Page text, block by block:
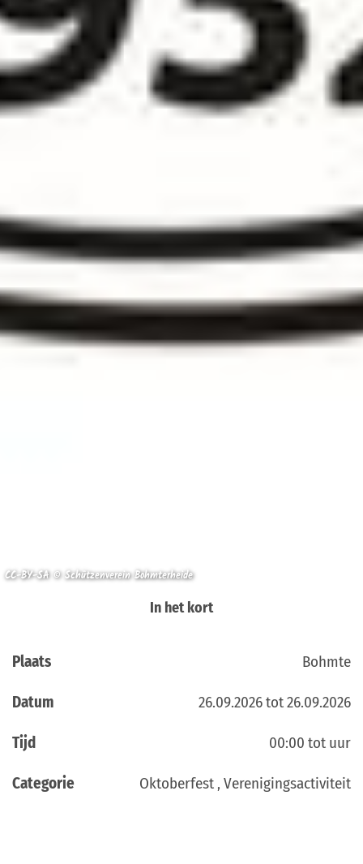
CC-BY-SA © Schützenverein Bohmterheide
In het kort
Plaats Bohmte
Datum 26.09.2026 tot 26.09.2026
Tijd 00:00 tot uur
Categorie Oktoberfest , Verenigingsactiviteit